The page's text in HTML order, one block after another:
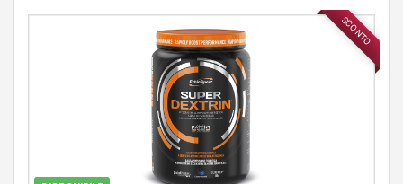
SCONTO
INTEGRATORI